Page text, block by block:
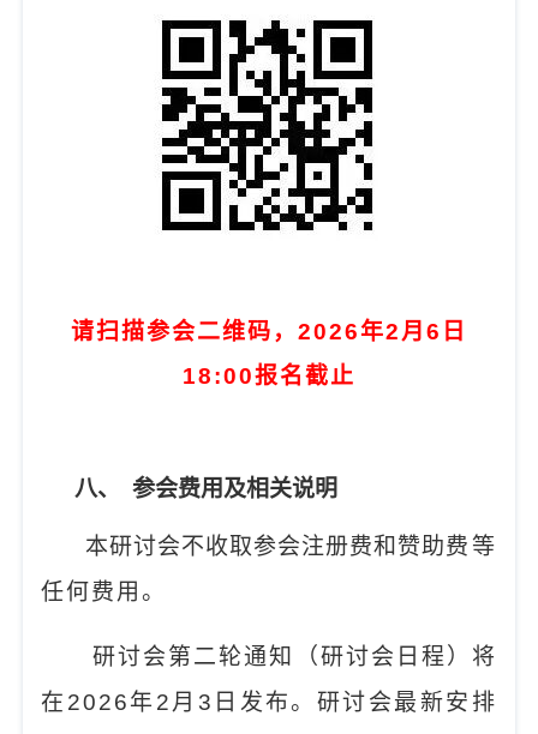
请扫描参会二维码，2026年2月6日
18:00报名截止
八、参会费用及相关说明
本研讨会不收取参会注册费和赞助费等
任何费用。
研讨会第二轮通知（研讨会日程）将
在 2026年 2 月 3 日发布。研讨会最新安排